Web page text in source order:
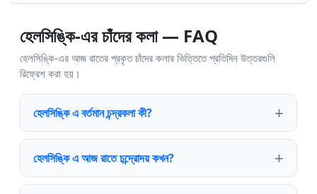
হেলসিঙ্কি-এর চাঁদের কলা — FAQ
হেলসিঙ্কি-এর আজ রাতের প্রকৃত চাঁদের কলার ভিত্তিতে প্রতিদিন উত্তরগুলি
রিফ্রেশ করা হয়।
হেলসিঙ্কি এ বর্তমান চন্দ্রকলা কী?
হেলসিঙ্কি এ আজ রাতে চন্দ্রোদয় কখন?